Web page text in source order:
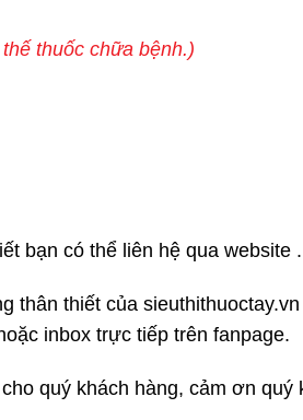
thuốc chữa bệnh.)
bạn có thể liên hệ qua website .
thân thiết của
inbox trực tiếp trên fanpage.
quý khách hàng, cảm ơn